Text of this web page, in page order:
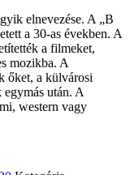
elnevezése. A „B
a 30-as években. A
a filmeket,
mozikba. A
őket, a külvárosi
után. A
western vagy